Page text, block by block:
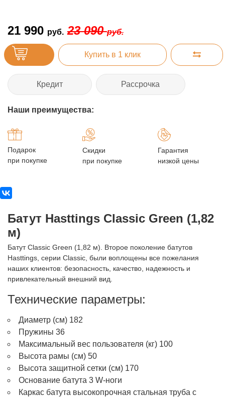
21 990 руб. 23 090руб.
Купить в 1 клик
Кредит Рассрочка
Наши преимущества:
Подарок
при покупке
Скидки
при покупке
Гарантия
низкой цены
Батут Hasttings Classic Green (1,82
м)
Батут Classic Green (1,82 м). Второе поколение батутов
Hasttings, серии Classic, были воплощены все пожелания
наших клиентов: безопасность, качество, надежность и
привлекательный внешний вид.
Технические параметры:
Диаметр (см) 182
Пружины 36
Максимальный вес пользователя (кг) 100
Высота рамы (см) 50
Высота защитной сетки (см) 170
Основание батута 3 W-ноги
Каркас батута высокопрочная стальная труба с